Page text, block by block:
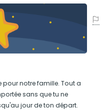
notre famille. Tout a
sans que tu ne
jour de ton départ.